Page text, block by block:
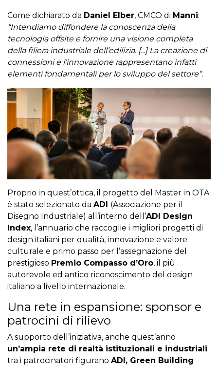
Come dichiarato da Daniel Elber, CMCO di Manni:
“Intendiamo diffondere la conoscenza della
tecnologia offsite e fornire una visione completa
della filiera industriale dell’edilizia. [...] La creazione di
connessioni e l’innovazione rappresentano infatti
elementi fondamentali per lo sviluppo del settore”.
Proprio in quest’ottica, il progetto del Master in OTA
è stato selezionato da ADI (Associazione per il
Disegno Industriale) all’interno dell’ADI Design
Index, l’annuario che raccoglie i migliori progetti di
design italiani per qualità, innovazione e valore
culturale e primo passo per l’assegnazione del
prestigioso Premio Compasso d’Oro, il più
autorevole ed antico riconoscimento del design
italiano a livello internazionale.
Una rete in espansione: sponsor e
patrocini di rilievo
A supporto dell’iniziativa, anche quest’anno
un’ampia rete di realtà istituzionali e industriali:
tra i patrocinatori figurano ADI, Green Building